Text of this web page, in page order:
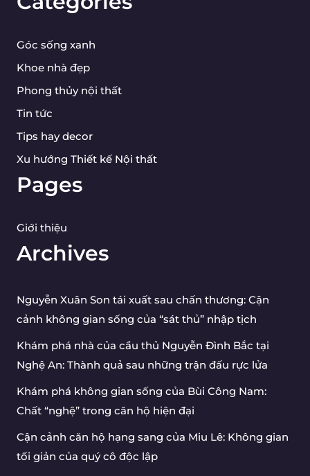
Góc sống xanh
Khoe nhà đẹp
Phong thủy nội thất
Tin tức
Tips hay decor
Xu hướng Thiết kế Nội thất
Pages
Giới thiệu
Archives
Nguyễn Xuân Son tái xuất sau chấn thương: Cận
cảnh không gian sống của “sát thủ” nhập tịch
Khám phá nhà của cầu thủ Nguyễn Đình Bắc tại
Nghệ An: Thành quả sau những trận đấu rực lửa
Khám phá không gian sống của Bùi Công Nam:
Chất “nghệ” trong căn hộ hiện đại
Cận cảnh căn hộ hạng sang của Miu Lê: Không gian
tối giản của quý cô độc lập